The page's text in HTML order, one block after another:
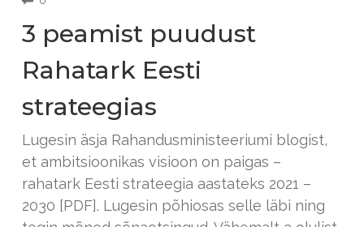
3 peamist puudust
Rahatark Eesti
strateegias
Lugesin äsja Rahandusministeeriumi blogist,
et ambitsioonikas visioon on paigas –
rahatark Eesti strateegia aastateks 2021 –
2030 [PDF]. Lugesin põhiosas selle läbi ning